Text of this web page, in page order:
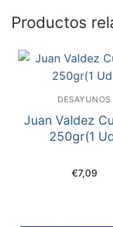
Productos
DESAYUNOS
Juan Valdez
250gr(1
€7,09